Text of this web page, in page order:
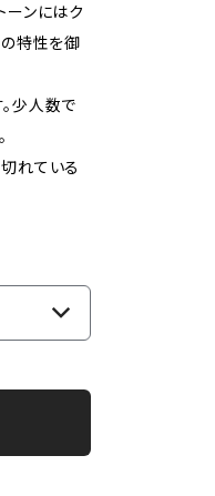
ーンにはク
特性を御
少人数で
れている